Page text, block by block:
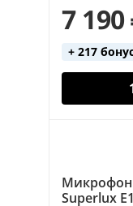
7 190
+ 217
Микрофон
Superlux